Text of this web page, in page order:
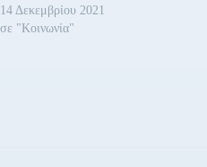
14 Δεκεμβρίου 2021
σε "Κοινωνία"